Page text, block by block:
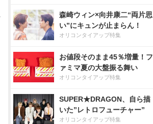
森崎ウィン×向井康二“両片思
い”にキュンが止まらん！
オリコンタイアップ特集
お値段そのまま45％増量！フ
ァミマ夏の大盤振る舞い
オリコンタイアップ特集
SUPER★DRAGON、自ら描
いた”レトロフューチャー”
オリコンタイアップ特集